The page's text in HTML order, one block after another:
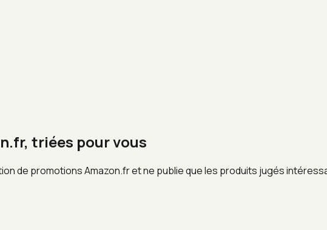
triées pour vous
de promotions Amazon.fr et ne publie que les produits jugés